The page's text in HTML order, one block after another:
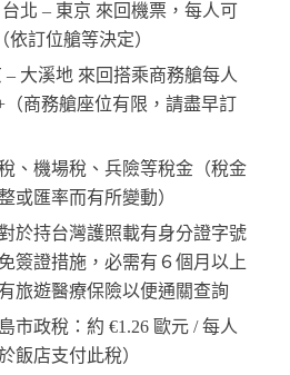
北 – 東京 來回機票，每人可
（依訂位艙等決定）
– 大溪地 來回搭乘商務艙每人
（商務艙座位有限，請盡早訂
、機場稅、兵險等稅金（稅金
或匯率而有所變動）
於持台灣護照載有身分證字號
簽證措施，必需有６個月以上
旅遊醫療保險以便通關查詢
市政稅：約 €1.26 歐元 / 每人
飯店支付此稅）